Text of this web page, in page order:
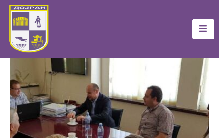
Почетна
Самоуправа
Новости
Проекти